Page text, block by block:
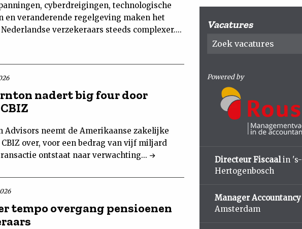
cyberdreigingen, technologische
en veranderende regelgeving maken het
verzekeraars steeds complexer....
nadert big four door
Advisors neemt de Amerikaanse zakelijke
over, voor een bedrag van vijf miljard
ontstaat naar verwachting...
tempo overgang pensioenen
Vacatures
Powered by
Directeur Fiscaalin 's-
Hertogenbosch
Manager Accountancy
Amsterdam